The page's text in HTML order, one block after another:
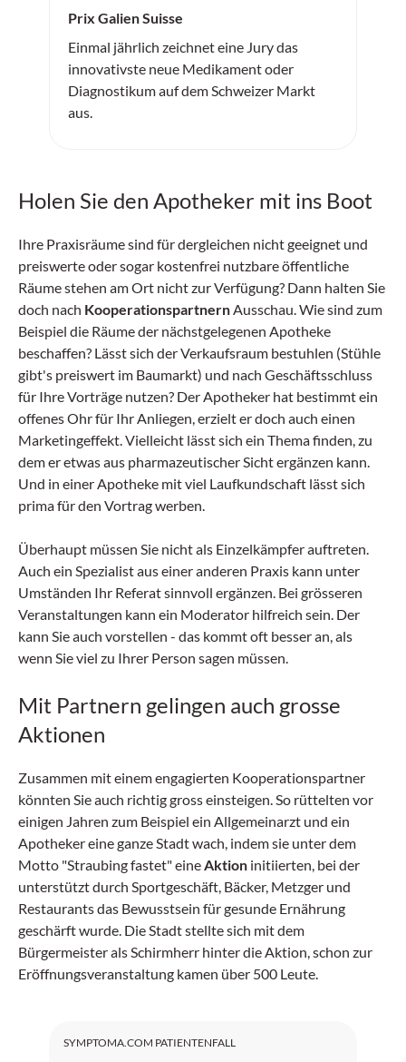
Prix Galien Suisse
Einmal jährlich zeichnet eine Jury das
innovativste neue Medikament oder
Diagnostikum auf dem Schweizer Markt
aus.
Holen Sie den Apotheker mit ins Boot
Ihre Praxisräume sind für dergleichen nicht geeignet und
preiswerte oder sogar kostenfrei nutzbare öffentliche
Räume stehen am Ort nicht zur Verfügung? Dann halten Sie
doch nach Kooperationspartnern Ausschau. Wie sind zum
Beispiel die Räume der nächstgelegenen Apotheke
beschaffen? Lässt sich der Verkaufsraum bestuhlen (Stühle
gibt's preiswert im Baumarkt) und nach Geschäftsschluss
für Ihre Vorträge nutzen? Der Apotheker hat bestimmt ein
offenes Ohr für Ihr Anliegen, erzielt er doch auch einen
Marketingeffekt. Vielleicht lässt sich ein Thema finden, zu
dem er etwas aus pharmazeutischer Sicht ergänzen kann.
Und in einer Apotheke mit viel Laufkundschaft lässt sich
prima für den Vortrag werben.
Überhaupt müssen Sie nicht als Einzelkämpfer auftreten.
Auch ein Spezialist aus einer anderen Praxis kann unter
Umständen Ihr Referat sinnvoll ergänzen. Bei grösseren
Veranstaltungen kann ein Moderator hilfreich sein. Der
kann Sie auch vorstellen - das kommt oft besser an, als
wenn Sie viel zu Ihrer Person sagen müssen.
Mit Partnern gelingen auch grosse
Aktionen
Zusammen mit einem engagierten Kooperationspartner
könnten Sie auch richtig gross einsteigen. So rüttelten vor
einigen Jahren zum Beispiel ein Allgemeinarzt und ein
Apotheker eine ganze Stadt wach, indem sie unter dem
Motto "Straubing fastet" eine Aktion initiierten, bei der
unterstützt durch Sportgeschäft, Bäcker, Metzger und
Restaurants das Bewusstsein für gesunde Ernährung
geschärft wurde. Die Stadt stellte sich mit dem
Bürgermeister als Schirmherr hinter die Aktion, schon zur
Eröffnungsveranstaltung kamen über 500 Leute.
SYMPTOMA.COM PATIENTENFALL